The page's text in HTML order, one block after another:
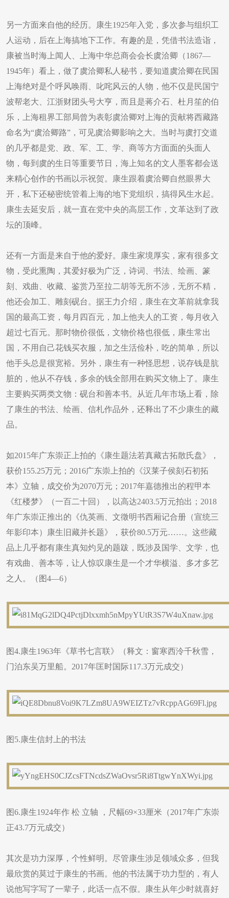
另一方面来自他的经历。康生1925年入党，多次参与组织工
人运动，后在上海搞地下工作。有趣的是，凭借书法造诣，
康被当时海上闻人、上海中华总商会会长虞洽卿（1867—
1945年）看上，做了虞洽卿私人秘书，要知道虞洽卿在民国
上海绝对是个呼风唤雨、叱咤风云的人物，他不仅是民国宁
波帮老大、江浙财团头号大亨，而且是蒋介石、杜月笙的伯
乐，上海租界工部局曾为表彰虞洽卿对上海的贡献将西藏路
命名为“虞洽卿路”，可见虞洽卿影响之大。当时与虞打交道
的几乎都是党、政、军、工、学、商等方方面面的头面人
物，每到虞的生日等重要节日，海上知名的文人墨客都会送
来精心创作的书画以示祝贺。康生跟着虞洽卿自然眼界大
开，私下还秘密统管着上海的地下党组织，搞得风生水起。
康生去延安后，就一直在党中央的高层工作，文革达到了政
坛的顶峰。
还有一方面是来自于他的爱好。康生家境厚实，家有很多文
物，受此熏陶，其爱好极为广泛，诗词、书法、绘画、篆
刻、戏曲、收藏、鉴赏乃至拉二胡等无所不涉，无所不精，
他还会加工、雕刻砚台。据王力介绍，康生在文革前就拿我
国的最高工资，每月四百元，加上他夫人的工资，每月收入
超过七百元。那时物价很低，文物价格也很低，康生常出
国，不用自己花钱买衣服，加之生活俭朴，吃的简单，所以
他手头总是很宽裕。另外，康生有一种怪思想，说存钱是肮
脏的，他从不存钱，多余的钱全部用在购买文物上了。康生
主要购买两类文物：砚台和善本书。从近几年市场上看，除
了康生的书法、绘画、信札作品外，还释出了不少康生的藏
品。
如2015年广东崇正上拍的《康生题法若真藏古拓散氏盘》，
获价155.25万元；2016广东崇上拍的《汉莱子侯刻石初拓
本》立轴，成交价为2070万元；2017年嘉德推出的程甲本
《红楼梦》（一百二十回），以高达2403.5万元拍出；2018
年广东崇正推出的《仇英画、文徵明书西厢记合册（宣统三
年影印本）康生旧藏并长题》，获价80.5万元……。这些藏
品上几乎都有康生真知灼见的题跋，既涉及国学、文学，也
有戏曲、善本等，让人惊叹康生是一个才华横溢、多才多艺
之人。（图4—6）
图4.康生1963年《草书七言联》（释文：窗寒西泠千秋雪，
门泊东吴万里船。2017年匡时国际117.3万元成交）
图5.康生信封上的书法
图6.康生1924年作 松 立轴 ，尺幅69×33厘米（2017年广东崇
正43.7万元成交）
其次是功力深厚，个性鲜明。尽管康生涉足领域众多，但我
最欣赏的莫过于康生的书画。他的书法属于功力型的，有人
说他写字写了一辈子，此话一点不假。康生从年少时就喜好